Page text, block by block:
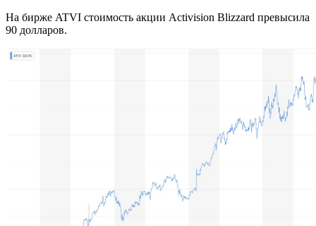
На бирже ATVI стоимость акции Activision Blizzard превысила
90 долларов.